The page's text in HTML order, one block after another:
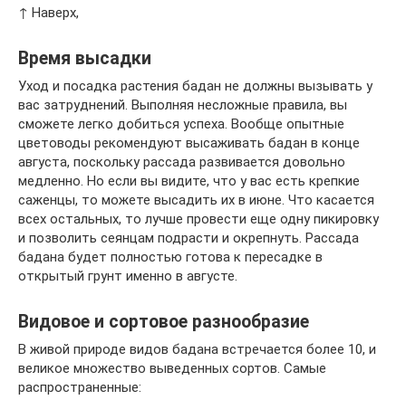
↑ Наверх,
Время высадки
Уход и посадка растения бадан не должны вызывать у
вас затруднений. Выполняя несложные правила, вы
сможете легко добиться успеха. Вообще опытные
цветоводы рекомендуют высаживать бадан в конце
августа, поскольку рассада развивается довольно
медленно. Но если вы видите, что у вас есть крепкие
саженцы, то можете высадить их в июне. Что касается
всех остальных, то лучше провести еще одну пикировку
и позволить сеянцам подрасти и окрепнуть. Рассада
бадана будет полностью готова к пересадке в
открытый грунт именно в августе.
Видовое и сортовое разнообразие
В живой природе видов бадана встречается более 10, и
великое множество выведенных сортов. Самые
распространенные: